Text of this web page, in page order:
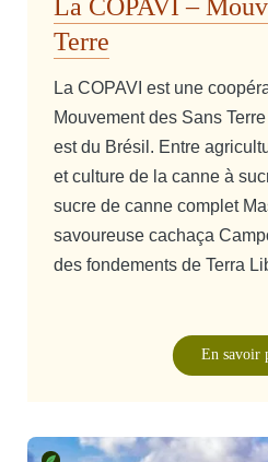
La COPAVI –
Terre
La COPAVI est une
Mouvement des Sans
est du Brésil. Entre
et culture de la canne à
sucre de canne complet
savoureuse cachaça
des fondements de Terra
En savoir